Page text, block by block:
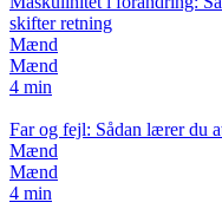
skifter retning
Mænd
Mænd
4 min
Far og fejl: Sådan lærer du
Mænd
Mænd
4 min